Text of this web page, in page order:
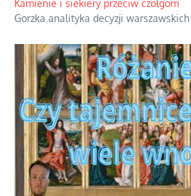
Rodzinna polemika wokół sakr w Écône.